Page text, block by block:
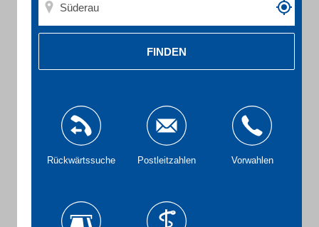
FINDEN
Rückwärtssuche Postleitzahlen Vorwahlen